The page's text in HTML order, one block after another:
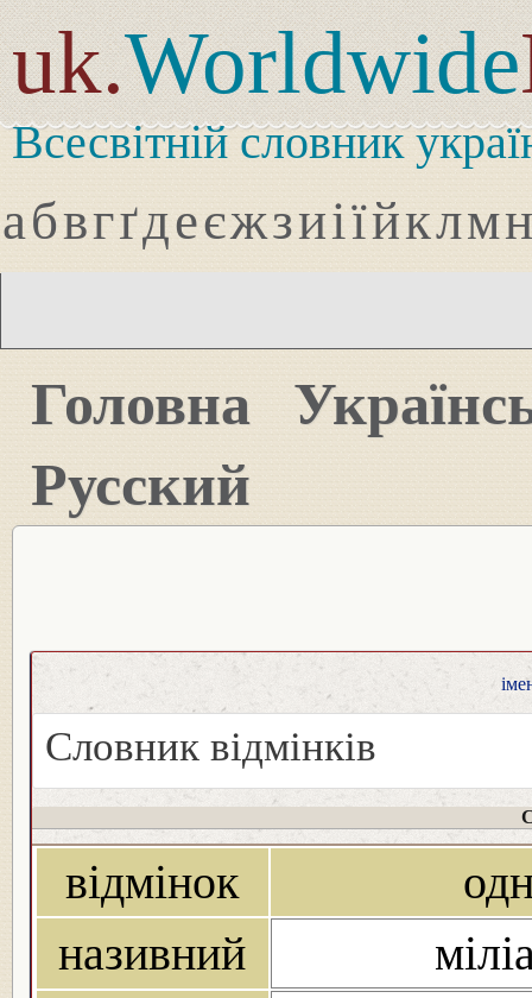
uk.Worldwide
Всесвітній словник
абвгґдеєжзиіїйклмн
Головна
Русский
Словник відмінків
відмінок
називний